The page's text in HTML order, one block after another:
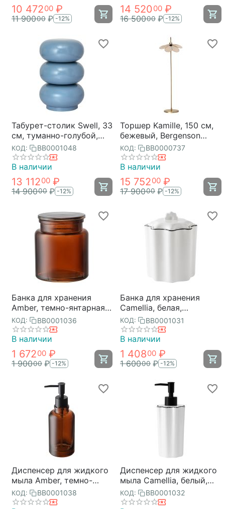
10 47200 ₽
11 90000 ₽ -12%
14 52000 ₽
16 50000 ₽ -12%
Табурет-столик Swell, 33
см, туманно-голубой,
Bergenson Bjorn
КОД: BB0001048
В наличии
13 11200 ₽
14 90000 ₽ -12%
Торшер Kamille, 150 см,
бежевый, Bergenson
Bjorn
КОД: BB0000737
В наличии
15 75200 ₽
17 90000 ₽ -12%
Банка для хранения
Amber, темно-янтарная,
Bergenson Bjorn Bath
КОД: BB0001036
В наличии
1 67200 ₽
1 90000 ₽ -12%
Банка для хранения
Camellia, белая,
Bergenson Bjorn Bath
КОД: BB0001031
В наличии
1 40800 ₽
1 60000 ₽ -12%
Диспенсер для жидкого
мыла Amber, темно-
янтарный, Bergenson
Bjorn Bath
КОД: BB0001038
Диспенсер для жидкого
мыла Camellia, белый,
Bergenson Bjorn Bath
КОД: BB0001032